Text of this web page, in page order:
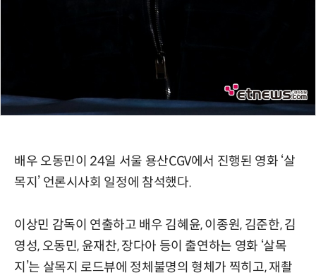
배우 오동민이 24일 서울 용산CGV에서 진행된 영화 ‘살
목지’ 언론시사회 일정에 참석했다.
이상민 감독이 연출하고 배우 김혜윤, 이종원, 김준한, 김
영성, 오동민, 윤재찬, 장다아 등이 출연하는 영화 ‘살목
지’는 살목지 로드뷰에 정체불명의 형체가 찍히고, 재촬